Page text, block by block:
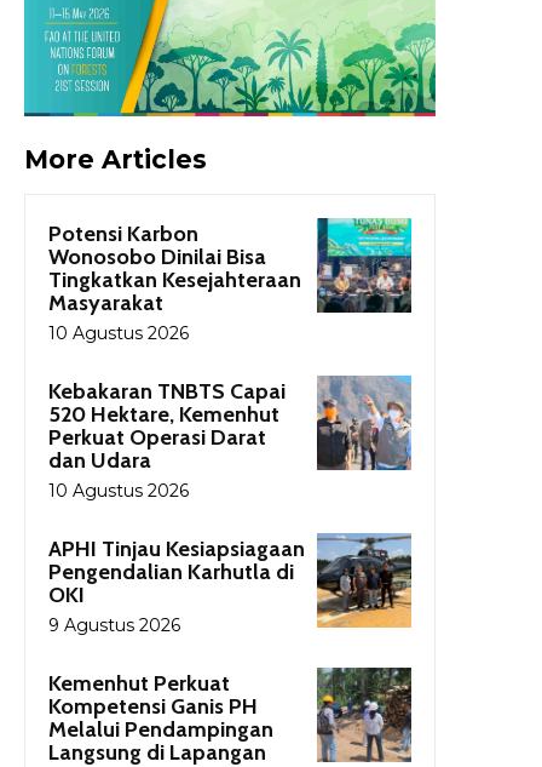
More Articles
Potensi Karbon
Wonosobo Dinilai Bisa
Tingkatkan Kesejahteraan
Masyarakat
10 Agustus 2026
Kebakaran TNBTS Capai
520 Hektare, Kemenhut
Perkuat Operasi Darat
dan Udara
10 Agustus 2026
APHI Tinjau Kesiapsiagaan
Pengendalian Karhutla di
OKI
9 Agustus 2026
Kemenhut Perkuat
Kompetensi Ganis PH
Melalui Pendampingan
Langsung di Lapangan